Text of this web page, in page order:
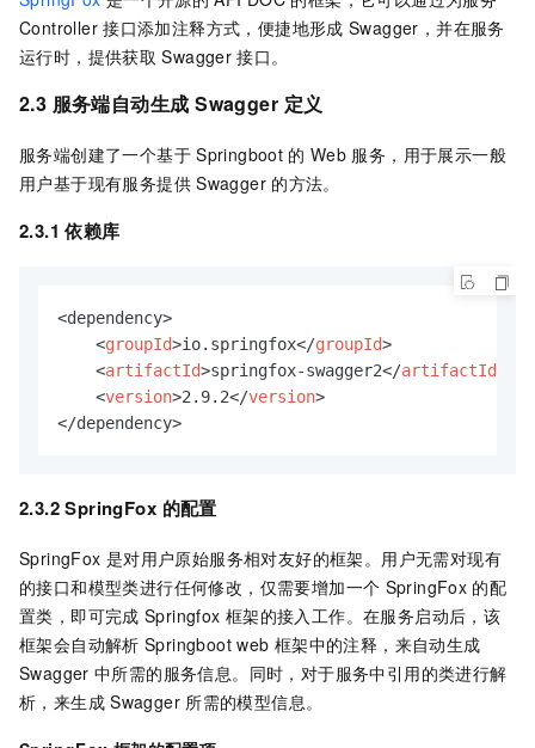
Controller 接口添加注释方式，便捷地形成 Swagger，并在服务
运行时，提供获取 Swagger 接口。
2.3 服务端自动生成 Swagger 定义
服务端创建了一个基于 Springboot 的 Web 服务，用于展示一般
用户基于现有服务提供 Swagger 的方法。
2.3.1 依赖库
<dependency>
<groupId>io.springfox</groupId>
<artifactId>springfox-swagger2</artifactId
<version>2.9.2</version>
</dependency>
2.3.2 SpringFox 的配置
SpringFox 是对用户原始服务相对友好的框架。用户无需对现有
的接口和模型类进行任何修改，仅需要增加一个 SpringFox 的配
置类，即可完成 Springfox 框架的接入工作。在服务启动后，该
框架会自动解析 Springboot web 框架中的注释，来自动生成
Swagger 中所需的服务信息。同时，对于服务中引用的类进行解
析，来生成 Swagger 所需的模型信息。